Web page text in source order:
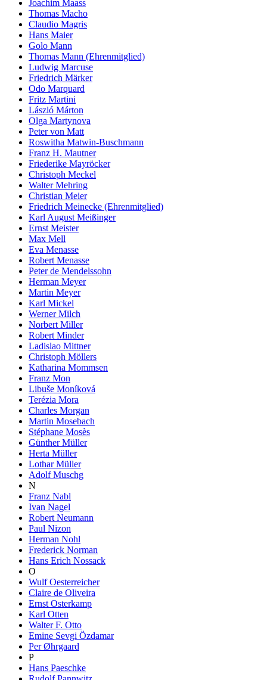
Joachim Maass
Thomas Macho
Claudio Magris
Hans Maier
Golo Mann
Thomas Mann (Ehrenmitglied)
Ludwig Marcuse
Friedrich Märker
Odo Marquard
Fritz Martini
László Márton
Olga Martynova
Peter von Matt
Roswitha Matwin-Buschmann
Franz H. Mautner
Friederike Mayröcker
Christoph Meckel
Walter Mehring
Christian Meier
Friedrich Meinecke (Ehrenmitglied)
Karl August Meißinger
Ernst Meister
Max Mell
Eva Menasse
Robert Menasse
Peter de Mendelssohn
Herman Meyer
Martin Meyer
Karl Mickel
Werner Milch
Norbert Miller
Robert Minder
Ladislao Mittner
Christoph Möllers
Katharina Mommsen
Franz Mon
Libuše Moníková
Terézia Mora
Charles Morgan
Martin Mosebach
Stéphane Mosès
Günther Müller
Herta Müller
Lothar Müller
Adolf Muschg
N
Franz Nabl
Ivan Nagel
Robert Neumann
Paul Nizon
Herman Nohl
Frederick Norman
Hans Erich Nossack
O
Wulf Oesterreicher
Claire de Oliveira
Ernst Osterkamp
Karl Otten
Walter F. Otto
Emine Sevgi Özdamar
Per Øhrgaard
P
Hans Paeschke